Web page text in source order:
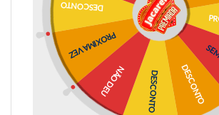
DESCONTO
DESCONTO
NÃO DEU
PROXIMA VEZ
DESCONTO